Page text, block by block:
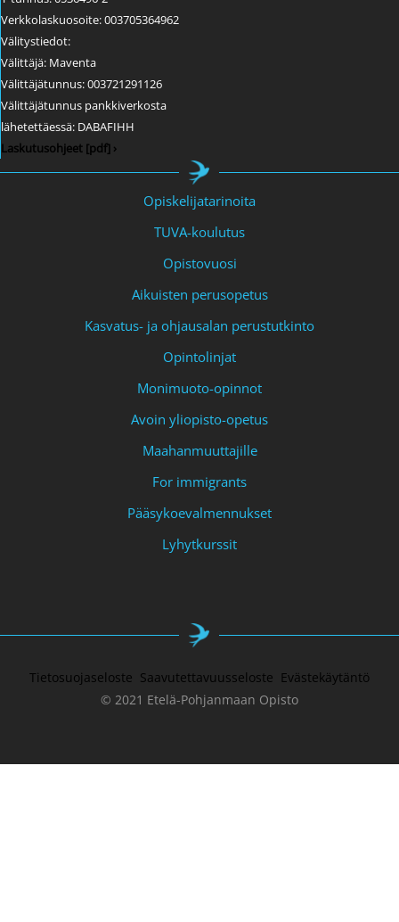
Verkkolaskuosoite: 003705364962
Välitystiedot:
Välittäjä: Maventa
Välittäjätunnus: 003721291126
Välittäjätunnus pankkiverkosta
lähetettäessä: DABAFIHH
Laskutusohjeet [pdf] ›
Opiskelijatarinoita
TUVA-koulutus
Opistovuosi
Aikuisten perusopetus
Kasvatus- ja ohjausalan perustutkinto
Opintolinjat
Monimuoto-opinnot
Avoin yliopisto-opetus
Maahanmuuttajille
For immigrants
Pääsykoevalmennukset
Lyhytkurssit
Tietosuojaseloste Saavutettavuusseloste Evästekäytäntö
© 2021 Etelä-Pohjanmaan Opisto